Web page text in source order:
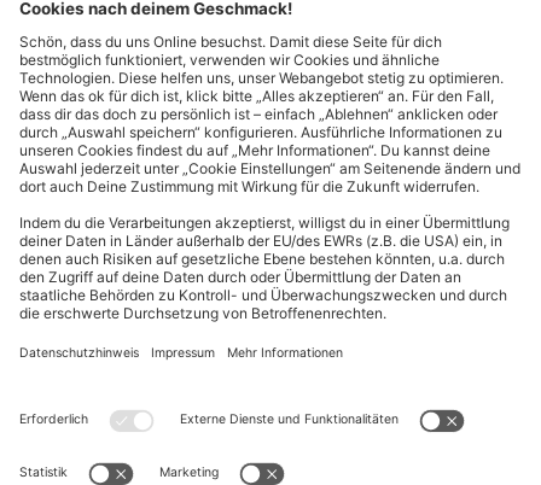
Kontakt
Cookie-Einstellungen
Kundeninformationen
ALDI Nord folgen
* Wir bitten um Beachtung, dass diese Aktionsartikel im
begrenzter Anzahl zur Verfügung stehen. Sie können daher schon